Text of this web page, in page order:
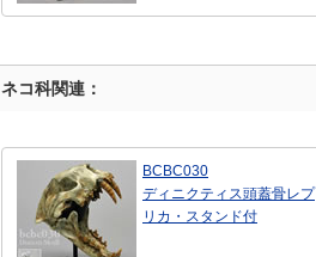
ネコ科関連：
BCBC030
ディニクティス頭蓋骨レプ
リカ・スタンド付